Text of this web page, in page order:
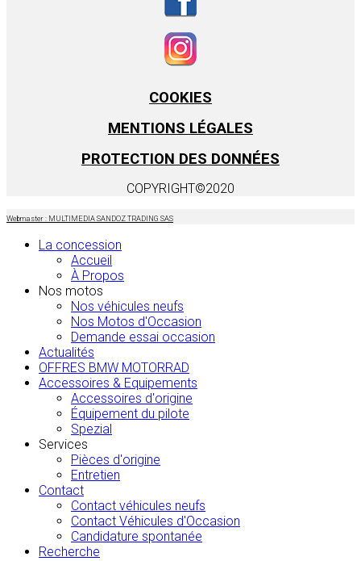
COOKIES
MENTIONS LÉGALES
PROTECTION DES DONNÉES
COPYRIGHT©2020
Webmaster : MULTIMEDIA SANDOZ TRADING SAS
La concession
Accueil
À Propos
Nos motos
Nos véhicules neufs
Nos Motos d'Occasion
Demande essai occasion
Actualités
OFFRES BMW MOTORRAD
Accessoires & Equipements
Accessoires d'origine
Équipement du pilote
Spezial
Services
Pièces d'origine
Entretien
Contact
Contact véhicules neufs
Contact Véhicules d'Occasion
Candidature spontanée
Recherche